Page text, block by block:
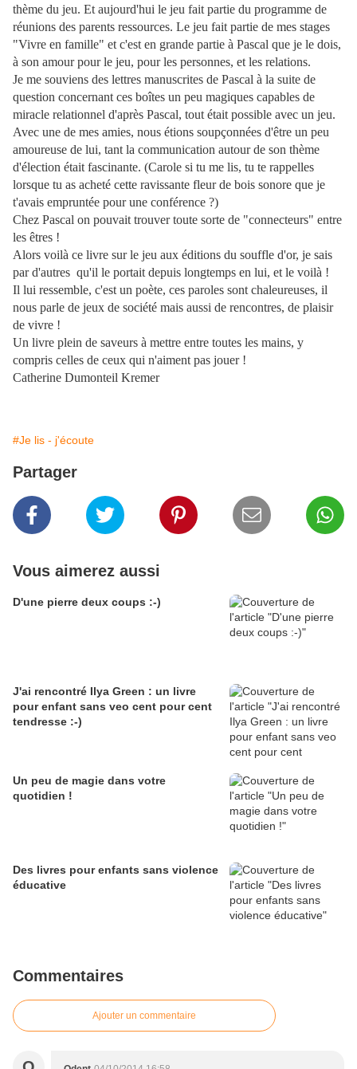
thème du jeu. Et aujourd'hui le jeu fait partie du programme de
réunions des parents ressources. Le jeu fait partie de mes stages
"Vivre en famille" et c'est en grande partie à Pascal que je le dois,
à son amour pour le jeu, pour les personnes, et les relations.
Je me souviens des lettres manuscrites de Pascal à la suite de
question concernant ces boîtes un peu magiques capables de
miracle relationnel d'après Pascal, tout était possible avec un jeu.
Avec une de mes amies, nous étions soupçonnées d'être un peu
amoureuse de lui, tant la communication autour de son thème
d'élection était fascinante. (Carole si tu me lis, tu te rappelles
lorsque tu as acheté cette ravissante fleur de bois sonore que je
t'avais empruntée pour une conférence ?)
Chez Pascal on pouvait trouver toute sorte de "connecteurs" entre
les êtres !
Alors voilà ce livre sur le jeu aux éditions du souffle d'or, je sais
par d'autres qu'il le portait depuis longtemps en lui, et le voilà !
Il lui ressemble, c'est un poète, ces paroles sont chaleureuses, il
nous parle de jeux de société mais aussi de rencontres, de plaisir
de vivre !
Un livre plein de saveurs à mettre entre toutes les mains, y
compris celles de ceux qui n'aiment pas jouer !
Catherine Dumonteil Kremer
#Je lis - j'écoute
Partager
Vous aimerez aussi
D'une pierre deux coups :-)
J'ai rencontré Ilya Green : un livre
pour enfant sans veo cent pour cent
tendresse :-)
Un peu de magie dans votre
quotidien !
Des livres pour enfants sans violence
éducative
Commentaires
Ajouter un commentaire